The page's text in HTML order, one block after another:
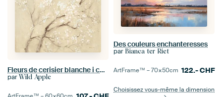
Fleurs de cerisier blanche i culture de linge, Danhui Nai
par Wild Apple
Des couleurs enchanteresses
par Bianca ter Riet
ArtFrame™ –70×50cm 122.-CHF
Choisissez vous-même la dimension